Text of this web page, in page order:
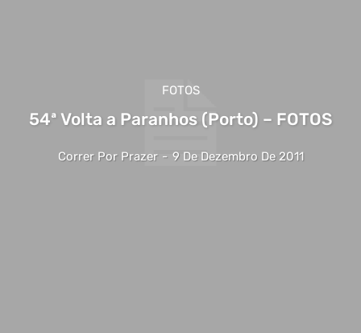
FOTOS
54ª Volta a Paranhos (Porto) – FOTOS
Correr Por Prazer - 9 De Dezembro De 2011